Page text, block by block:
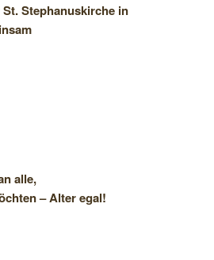
Stephanuskirche in
alle,
– Alter egal!